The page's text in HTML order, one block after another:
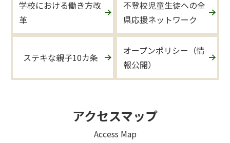
学校における働き方改
革
不登校児童生徒への全
県応援ネットワーク
ステキな親子10カ条
オープンポリシー（情
報公開）
アクセスマップ
Access Map